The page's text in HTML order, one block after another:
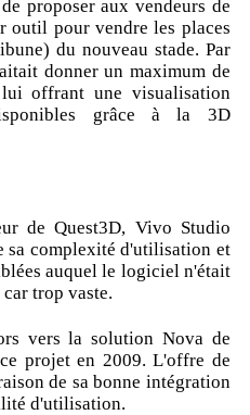
proposer aux vendeurs de
outil pour vendre les places
du nouveau stade. Par
donner un maximum de
offrant une visualisation
grâce à la 3D
de Quest3D, Vivo Studio
sa complexité d'utilisation et
auquel le logiciel n'était
trop vaste.
vers la solution Nova de
projet en 2009. L'offre de
de sa bonne intégration
d'utilisation.